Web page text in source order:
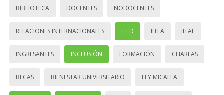
BIBLIOTECA DOCENTES NODOCENTES
RELACIONES INTERNACIONALES I + D IITEA IITAE
INGRESANTES INCLUSIÓN FORMACIÓN CHARLAS
BECAS BIENESTAR UNIVERSITARIO LEY MICAELA